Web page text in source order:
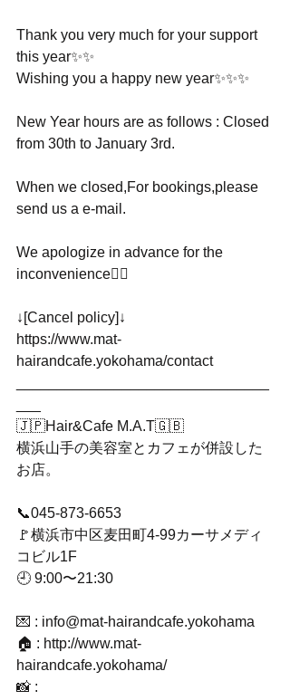
Thank you very much for your support
this year✨✨
Wishing you a happy new year✨✨✨
New Year hours are as follows : Closed
from 30th to January 3rd.
When we closed,For bookings,please
send us a e-mail.
We apologize in advance for the
inconvenience🙇‍♂️
↓[Cancel policy]↓
https://www.mat-
hairandcafe.yokohama/contact
🇯🇵Hair&Cafe M.A.T🇬🇧
横浜山手の美容室とカフェが併設した
お店。
📞045-873-6653
🚩横浜市中区麦田町4-99カーサメディ
コビル1F
🕘 9:00〜21:30
💌 : info@mat-hairandcafe.yokohama
🏠 : http://www.mat-
hairandcafe.yokohama/
📸 :